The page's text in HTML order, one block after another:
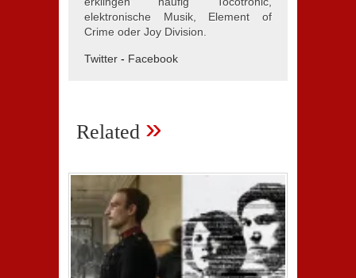
elektronische Musik, Element of
Crime oder Joy Division.
Twitter - Facebook
Related »